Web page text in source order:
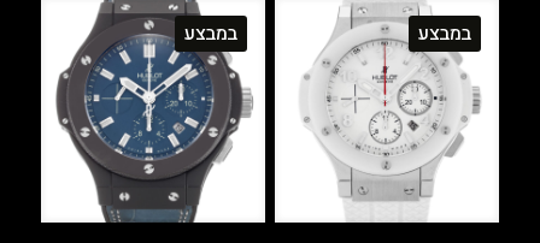
זה
יש
מספר
סוגים.
ניתן
לבחור
את
האפשרויות
זה
יש
מספר
סוגים.
ניתן
לבחור
את
האפשרויות
במבצע במבצע